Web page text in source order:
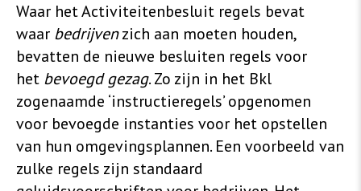
Waar het Activiteitenbesluit regels bevat
waar bedrijvenzich aan moeten houden,
bevatten de nieuwe besluiten regels voor
het bevoegd gezag. Zo zijn in het Bkl
zogenaamde ‘instructieregels’ opgenomen
voor bevoegde instanties voor het opstellen
van hun omgevingsplannen. Een voorbeeld van
zulke regels zijn standaard